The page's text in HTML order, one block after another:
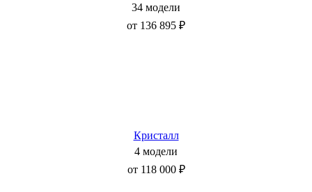
34 модели
от 136 895 ₽
Кристалл
4 модели
от 118 000 ₽